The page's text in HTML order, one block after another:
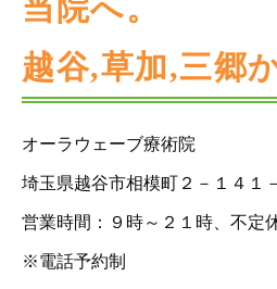
当院へ。
越谷,草加,三郷
オーラウェーブ療術院
埼玉県越谷市相模町２－１４１
営業時間：９時～２１時、不定
※電話予約制